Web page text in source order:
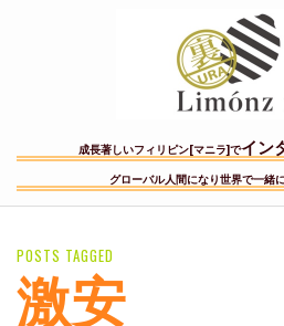
成長著しいフィリピン[マニラ]でイン
グローバル人間になり世界で一緒
POSTS TAGGED
激安